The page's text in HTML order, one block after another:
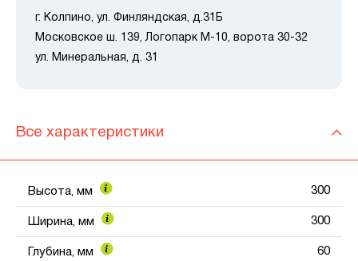
г. Колпино, ул. Финляндская, д.31Б
Московское ш. 139, Логопарк М-10, ворота 30-32
ул. Минеральная, д. 31
Все характеристики
Высота, мм 300
Ширина, мм 300
Глубина, мм 60